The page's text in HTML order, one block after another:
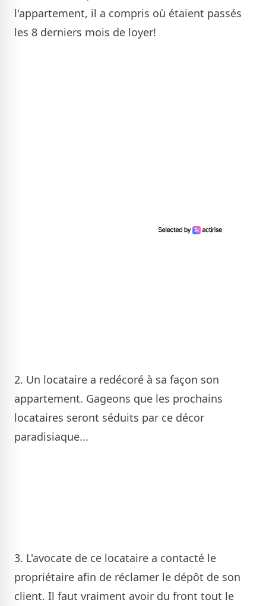
l'appartement, il a compris où étaient passés
les 8 derniers mois de loyer!
2. Un locataire a redécoré à sa façon son
appartement. Gageons que les prochains
locataires seront séduits par ce décor
paradisiaque...
3. L'avocate de ce locataire a contacté le
propriétaire afin de réclamer le dépôt de son
client. Il faut vraiment avoir du front tout le